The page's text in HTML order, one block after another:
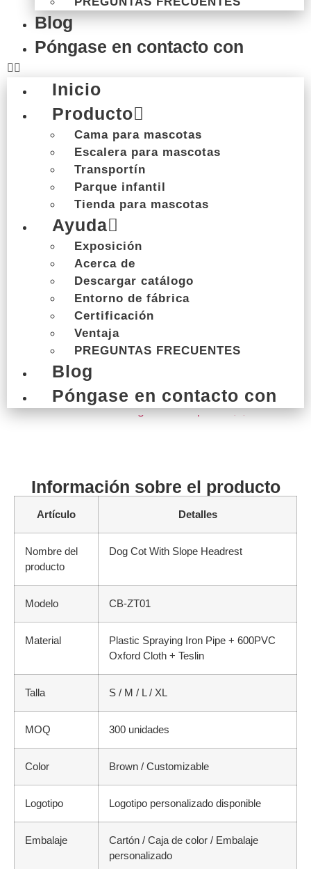
Blog
Póngase en contacto con
Inicio
Producto
Cama para mascotas
Escalera para mascotas
Transportín
Parque infantil
Tienda para mascotas
Ayuda
Exposición
Acerca de
Descargar catálogo
Entorno de fábrica
Certificación
Ventaja
PREGUNTAS FRECUENTES
Blog
Póngase en contacto con
Apoyo a la concesión de licencias de patentes
MOQ bajo
Solicitar muestra personalizada
Productos destacados
Producto
patentado
Fácil de
limpiar
Detalles del producto
Información sobre el producto
Artículo Detalles
Nombre del
producto
Dog Cot With Slope Headrest
Modelo CB-ZT01
Material
Plastic Spraying Iron Pipe + 600PVC
Oxford Cloth + Teslin
Talla S / M / L / XL
MOQ 300 unidades
Color Brown / Customizable
Logotipo Logotipo personalizado disponible
Embalaje
Cartón / Caja de color / Embalaje
personalizado